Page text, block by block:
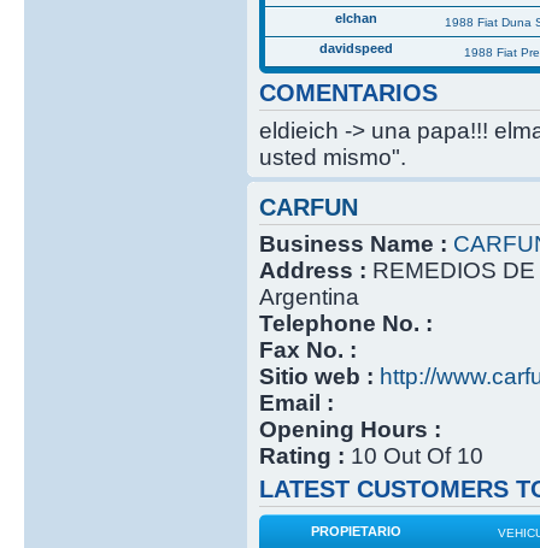
elchan 1988 Fiat Duna
davidspeed 1988 Fiat
COMENTARIOS
eldieich -> una papa!!!
usted mismo".
CARFUN
Business Name :
Address : REMEDIOS
Argentina
Telephone No. :
Fax No. :
Sitio web : http://
Email :
Opening Hours :
Rating : 10 Out Of 10
LATEST CUSTOMERS
PROPIETARIO